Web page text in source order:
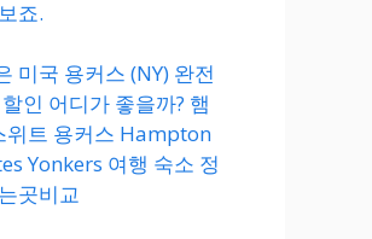
죠.
미국 용커스 (NY) 완전
인 어디가 좋을까? 햄
위트 용커스 Hampton
Yonkers 여행 숙소 정
곳비교